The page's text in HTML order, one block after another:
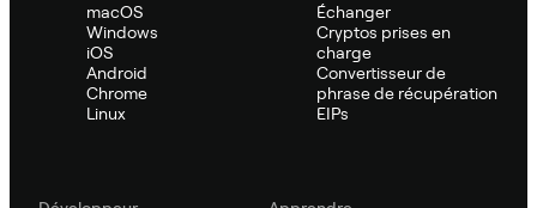
macOS
Windows
iOS
Android
Chrome
Linux
Échanger
Cryptos prises en
charge
Convertisseur de
phrase de récupération
EIPs